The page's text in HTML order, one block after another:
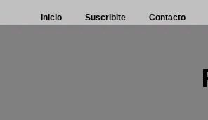
Inicio Suscribite Contacto